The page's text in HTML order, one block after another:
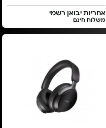
אחריות יבואן רשמי
משלוח חינם